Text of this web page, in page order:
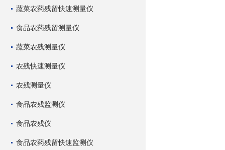
蔬菜农药残留快速测量仪
食品农药残留测量仪
蔬菜农残测量仪
农残快速测量仪
农残测量仪
食品农残监测仪
食品农残仪
食品农药残留快速监测仪